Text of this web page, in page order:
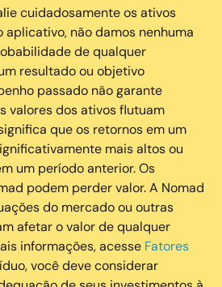
cuidadosamente os ativos
aplicativo, não damos nenhuma
de qualquer
resultado ou objetivo
passado não garante
valores dos ativos flutuam
que os retornos em um
mais altos ou
um período anterior. Os
podem perder valor. A Nomad
do mercado ou outras
afetar o valor de qualquer
informações, acesse Fatores
você deve considerar